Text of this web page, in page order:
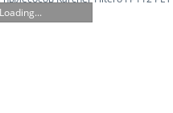
Loading...